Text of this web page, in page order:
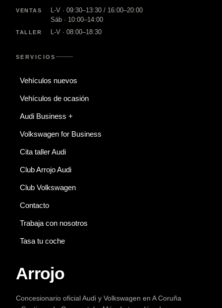
VENTAS
L-V · 09:30–13:30 / 16:00–20:00
Sáb · 10:00–14:00
TALLER L-V · 08:00–18:30
SERVICIOS
Vehículos nuevos
Vehículos de ocasión
Audi Business +
Volkswagen for Business
Cita taller Audi
Club Arrojo Audi
Club Volkswagen
Contacto
Trabaja con nosotros
Tasa tu coche
Arrojo
Concesionario oficial Audi y Volkswagen en A Coruña